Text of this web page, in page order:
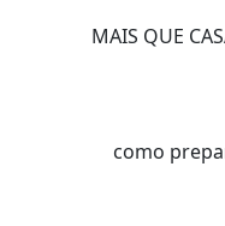
MAIS QUE
como